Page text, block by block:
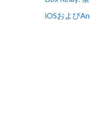
iOSおよび